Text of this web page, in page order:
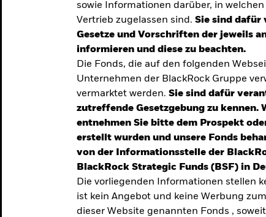
sowie Informationen darüber, in
Vertrieb zugelassen sind. Sie sind dafür
Gesetze und Vorschriften der jeweils
informieren und diese zu beachten.
Die Fonds, die auf den folgenden
Unternehmen der BlackRock Gruppe
vermarktet werden. Sie sind dafür
zutreffende Gesetzgebung zu
entnehmen Sie bitte dem Prospekt
erstellt wurden und unsere Fonds
von der Informationsstelle der
BlackRock Strategic Funds (BSF) in
Die vorliegenden Informationen stellen
ist kein Angebot und keine Werbung
dieser Website genannten Fonds ,